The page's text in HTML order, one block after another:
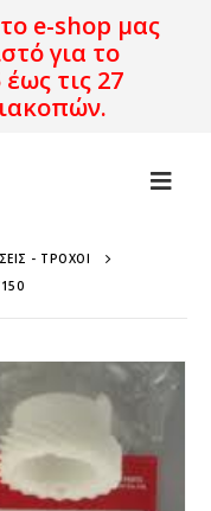
e-shop μας
για το
τις 27
- ΤΡΟΧΟΊ